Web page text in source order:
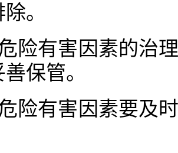
。
险有害因素的治
保管。
险有害因素要及